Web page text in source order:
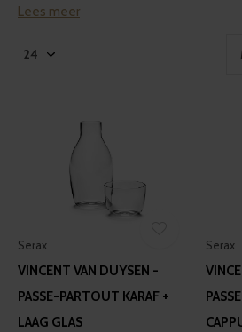
Lees meer
Serax
VINCENT VAN DUYSEN -
PASSE-PARTOUT KARAF +
LAAG GLAS
Serax